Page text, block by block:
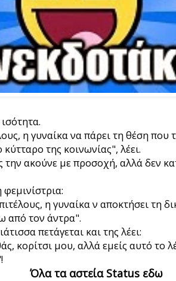
η γυναίκα να πάρει τη θέση που
κύτταρο της κοινωνίας", λέει.
την ακούνε με προσοχή, αλλά δεν
φεμινίστρια:
η γυναίκα ν αποκτήσει τη
από τον άντρα".
πετάγεται και της λέει:
κορίτσι μου, αλλά εμείς αυτό το
Όλα τα αστεία Status εδω